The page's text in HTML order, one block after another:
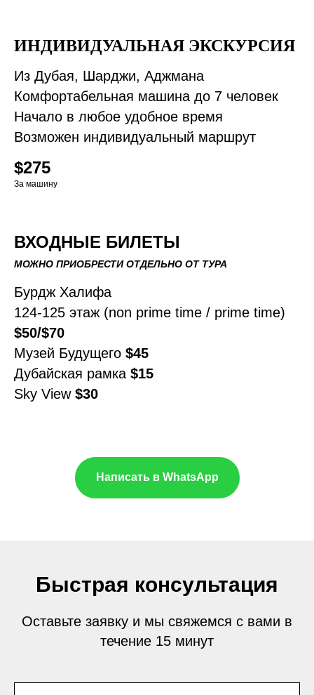
ИНДИВИДУАЛЬНАЯ ЭКСКУРСИЯ
Из Дубая, Шарджи, Аджмана
Комфортабельная машина до 7 человек
Начало в любое удобное время
Возможен индивидуальный маршрут
$275
За машину
ВХОДНЫЕ БИЛЕТЫ
МОЖНО ПРИОБРЕСТИ ОТДЕЛЬНО ОТ ТУРА
Бурдж Халифа
124-125 этаж (non prime time / prime time)
$50/$70
Музей Будущего $45
Дубайская рамка $15
Sky View $30
Написать в WhatsApp
Быстрая консультация
Оставьте заявку и мы свяжемся с вами в
течение 15 минут